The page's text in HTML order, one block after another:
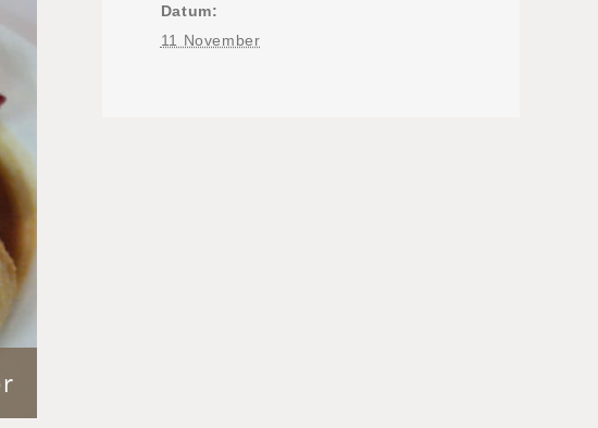
Datum:
11 November